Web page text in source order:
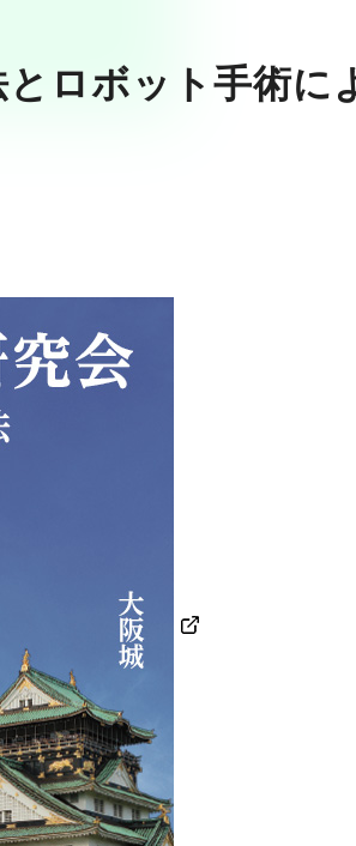
ロボット手術に